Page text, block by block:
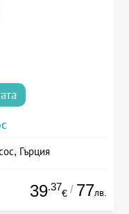
Гърция
39.37
€ / 77лв.